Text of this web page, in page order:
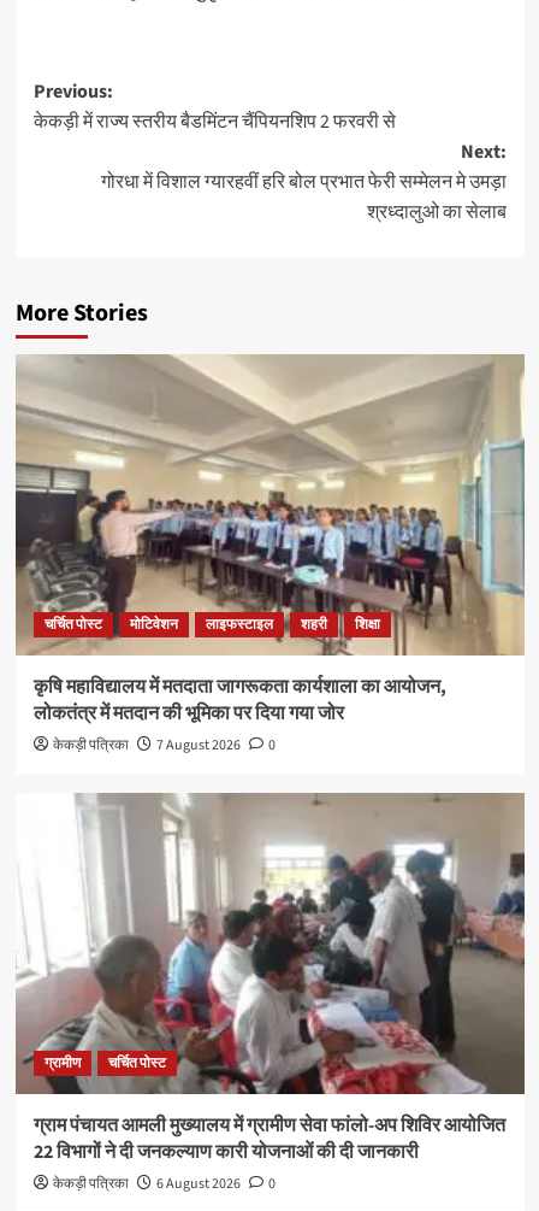
Previous:
केकड़ी में राज्य स्तरीय बैडमिंटन चैंपियनशिप 2 फरवरी से
Next:
गोरधा में विशाल ग्यारहवीं हरि बोल प्रभात फेरी सम्मेलन मे उमड़ा
श्रध्दालुओ का सेलाब
More Stories
चर्चित पोस्ट मोटिवेशन लाइफस्टाइल शहरी शिक्षा
कृषि महाविद्यालय में मतदाता जागरूकता कार्यशाला का आयोजन,
लोकतंत्र में मतदान की भूमिका पर दिया गया जोर
केकड़ी पत्रिका 7 August 2026 0
ग्रामीण चर्चित पोस्ट
ग्राम पंचायत आमली मुख्यालय में ग्रामीण सेवा फांलो-अप शिविर आयोजित
22 विभागों ने दी जनकल्याण कारी योजनाओं की दी जानकारी
केकड़ी पत्रिका 6 August 2026 0